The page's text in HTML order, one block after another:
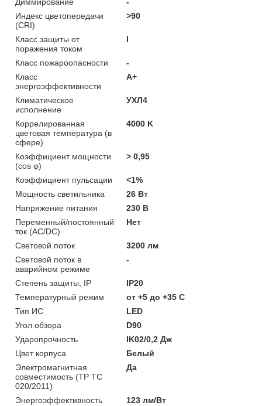
Индекс цветопередачи
(CRI)
>90
Класс защиты от
поражения током
I
Класс пожароопасности
-
Класс
энергоэффективности
A+
Климатическое
исполнение
УХЛ4
Коррелированная
цветовая температура (в
сфере)
4000 K
Коэффициент мощности
(cos φ)
> 0,95
Коэффициент пульсации
<1%
Мощность светильника
26 Вт
Напряжение питания
230 В
Переменный/постоянный
ток (AC/DC)
Нет
Световой поток
3200 лм
Световой поток в
аварийном режиме
-
Степень защиты, IP
IP20
Температурный режим
от +5 до +35 C
Тип ИС
LED
Угол обзора
D90
Ударопрочность
IK02/0,2 Дж
Цвет корпуса
Белый
Электромагнитная
совместимость (ТР ТС
020/2011)
Да
Энергоэффективность 123 лм/Вт